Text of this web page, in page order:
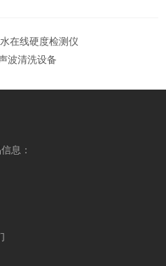
在线硬度检测仪
波清洗设备
息：